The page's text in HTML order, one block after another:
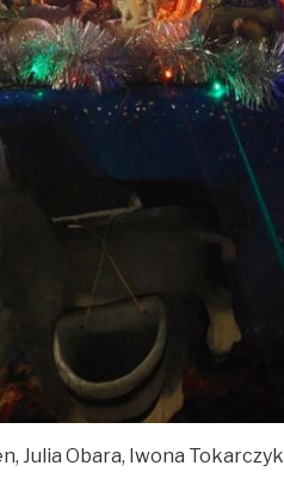
Julia Obara, Iwona Tokarczyk